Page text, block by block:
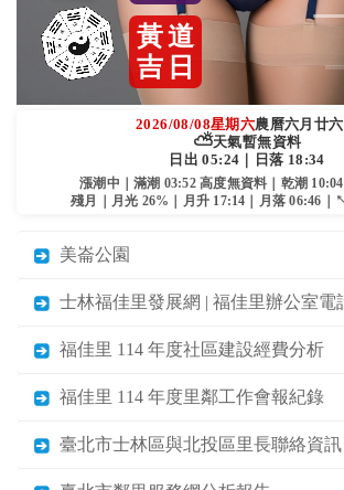
黃道
吉 日
2026/08/08星期六農曆六月廿六
⛅天氣暫無資料
日出 05:24｜日落 18:34
漲潮中｜滿潮 03:52 高度無資料｜乾潮
殘月｜月光 26%｜月升 17:14｜月落 06:46
美崙公園
士林福佳里發展網 | 福佳里辦公室電
福佳里 114 年度社區建設經費分析
福佳里 114 年度里鄰工作會報紀錄
臺北市士林區與北投區里長聯絡資訊